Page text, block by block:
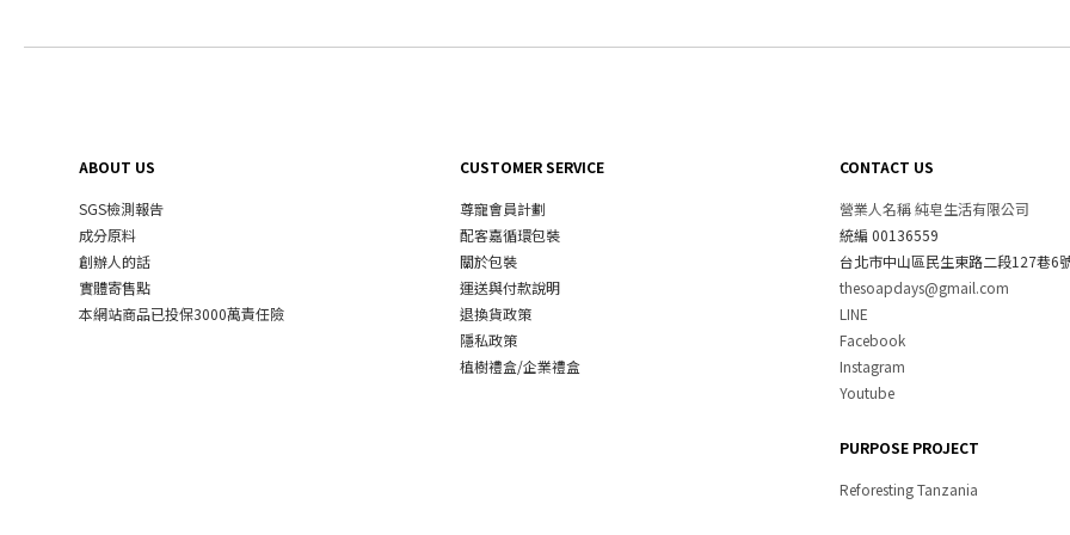
ABOUT US
SGS檢測報告
成分原料
創辦人的話
實體寄售點
本網站商品已投保3000萬責任險
CUSTOMER SERVICE
尊寵會員計劃
配客嘉循環包裝
關於包裝
運送與付款說明
退換貨政策
隱私政策
植樹禮盒/企業禮盒
CONTACT US
營業人名稱 純皂生活有限公司
統編 00136559
台北市中山區民生東路二段127巷6
thesoapdays@gmail.com
LINE
Facebook
Instagram
Youtube
PURPOSE PROJECT
Reforesting Tanzania